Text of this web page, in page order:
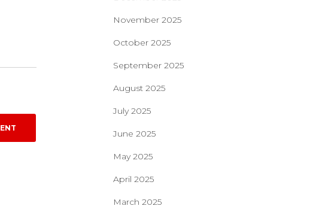
November 2025
October 2025
September 2025
August 2025
July 2025
June 2025
May 2025
April 2025
March 2025